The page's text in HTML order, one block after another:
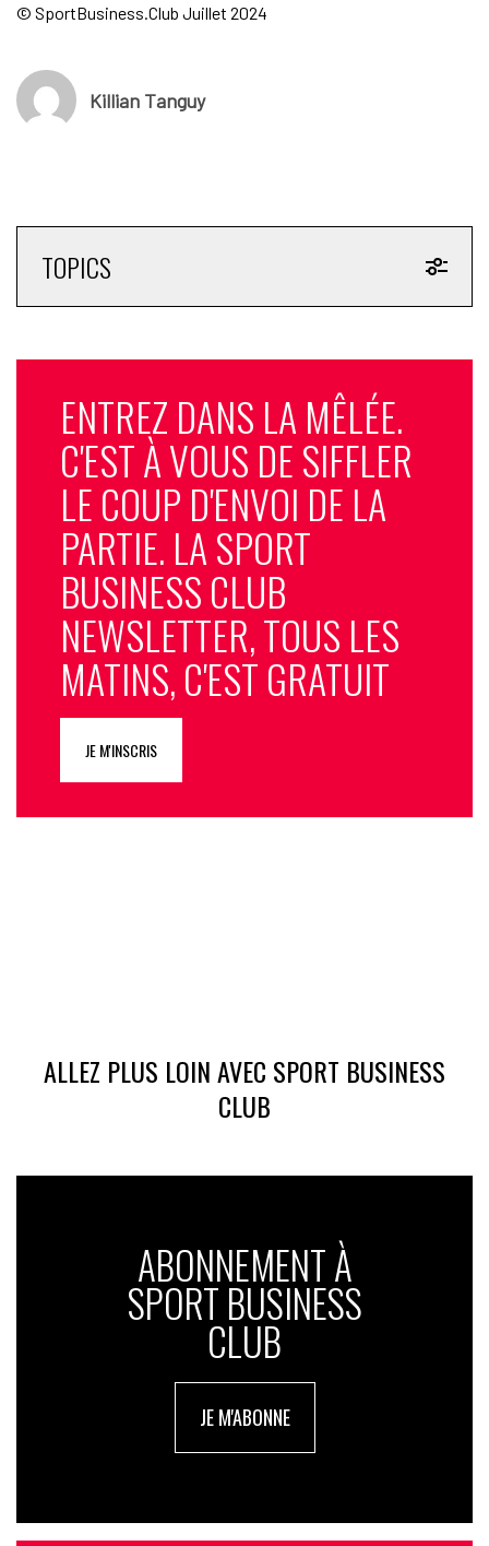
© SportBusiness.Club Juillet 2024
Killian Tanguy
TOPICS
ENTREZ DANS LA MÊLÉE.
C'EST À VOUS DE SIFFLER
LE COUP D'ENVOI DE LA
PARTIE. LA SPORT
BUSINESS CLUB
NEWSLETTER, TOUS LES
MATINS, C'EST GRATUIT
JE M'INSCRIS
ALLEZ PLUS LOIN AVEC SPORT BUSINESS
CLUB
ABONNEMENT À
SPORT BUSINESS
CLUB
JE M'ABONNE